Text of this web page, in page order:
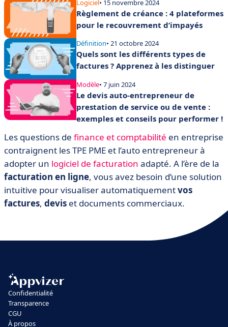
Logiciel• 15 novembre 2024
Règlement de créance : 4 plateformes
pour le recouvrement d’impayés
Définition• 21 octobre 2024
Quels sont les différents types de
factures ? Apprenez à les distinguer
Modèle• 7 juin 2024
Le devis auto-entrepreneur de
prestation de service ou de vente :
exemples et conseils pour performer !
Les questions de finance et comptabilité en entreprise
contraignent les TPE PME et l’auto entrepreneur à
adopter un logiciel de facturation adapté. A l’ère de la
facturation en ligne, vous avez besoin d’une solution
intuitive pour visualiser automatiquementvos
factures, devis et documents commerciaux.
Confidentialité
Transparence
CGU
À propos